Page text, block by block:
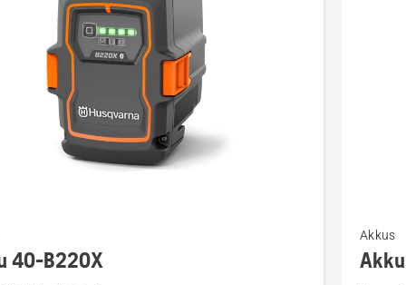
40-B220X
Details
Akkus